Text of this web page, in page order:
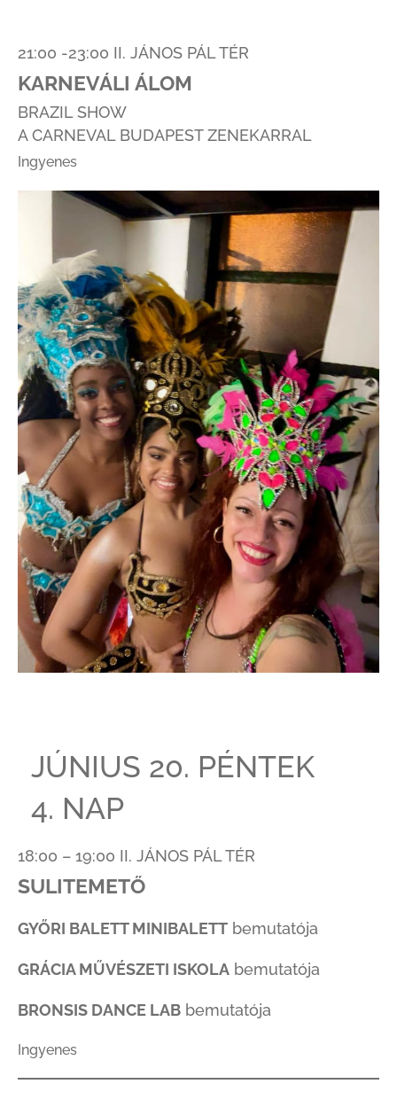
21:00 -23:00 II. JÁNOS PÁL TÉR
KARNEVÁLI ÁLOM
BRAZIL SHOW
A CARNEVAL BUDAPEST ZENEKARRAL
Ingyenes
JÚNIUS 20. PÉNTEK
4. NAP
18:00 – 19:00 II. JÁNOS PÁL TÉR
SULITEMETŐ
GYŐRI BALETT MINIBALETT bemutatója
GRÁCIA MŰVÉSZETI ISKOLA bemutatója
BRONSIS DANCE LAB bemutatója
Ingyenes